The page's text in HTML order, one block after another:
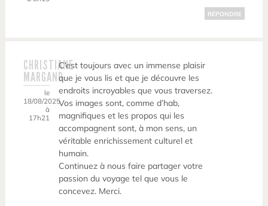
RÉPONDRE
CHRISTIANE
MARGAND
le
18/08/2025
à
17h21
C’est toujours avec un immense plaisir
que je vous lis et que je découvre les
endroits incroyables que vous traversez.
Vos images sont, comme d’hab,
magnifiques et les propos qui les
accompagnent sont, à mon sens, un
véritable enrichissement culturel et
humain.
Continuez à nous faire partager votre
passion du voyage tel que vous le
concevez. Merci.